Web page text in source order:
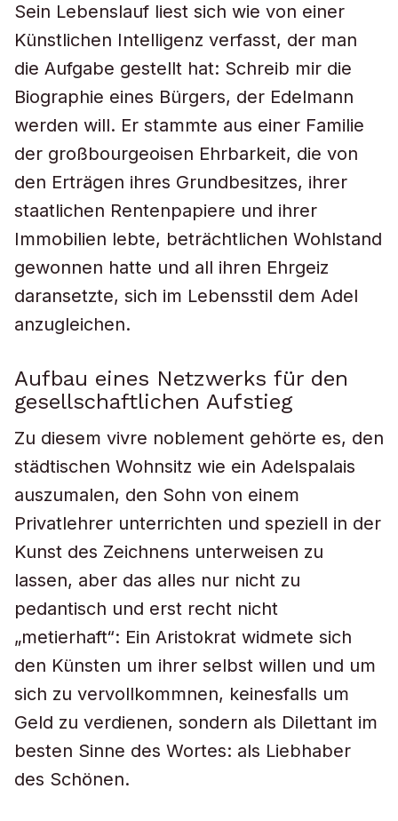
Sein Lebenslauf liest sich wie von einer
Künstlichen Intelligenz verfasst, der man
die Aufgabe gestellt hat: Schreib mir die
Biographie eines Bürgers, der Edelmann
werden will. Er stammte aus einer Familie
der großbourgeoisen Ehrbarkeit, die von
den Erträgen ihres Grundbesitzes, ihrer
staatlichen Rentenpapiere und ihrer
Immobilien lebte, beträchtlichen Wohlstand
gewonnen hatte und all ihren Ehrgeiz
daransetzte, sich im Lebensstil dem Adel
anzugleichen.
Aufbau eines Netzwerks für den
gesellschaftlichen Aufstieg
Zu diesem vivre noblement gehörte es, den
städtischen Wohnsitz wie ein Adelspalais
auszumalen, den Sohn von einem
Privatlehrer unterrichten und speziell in der
Kunst des Zeichnens unterweisen zu
lassen, aber das alles nur nicht zu
pedantisch und erst recht nicht
„metierhaft“: Ein Aristokrat widmete sich
den Künsten um ihrer selbst willen und um
sich zu vervollkommnen, keinesfalls um
Geld zu verdienen, sondern als Dilettant im
besten Sinne des Wortes: als Liebhaber
des Schönen.